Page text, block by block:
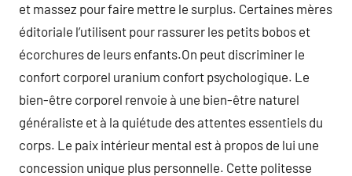
et massez pour faire mettre le surplus. Certaines mères
éditoriale l’utilisent pour rassurer les petits bobos et
écorchures de leurs enfants.On peut discriminer le
confort corporel uranium confort psychologique. Le
bien-être corporel renvoie à une bien-être naturel
généraliste et à la quiétude des attentes essentiels du
corps. Le paix intérieur mental est à propos de lui une
concession unique plus personnelle. Cette politesse